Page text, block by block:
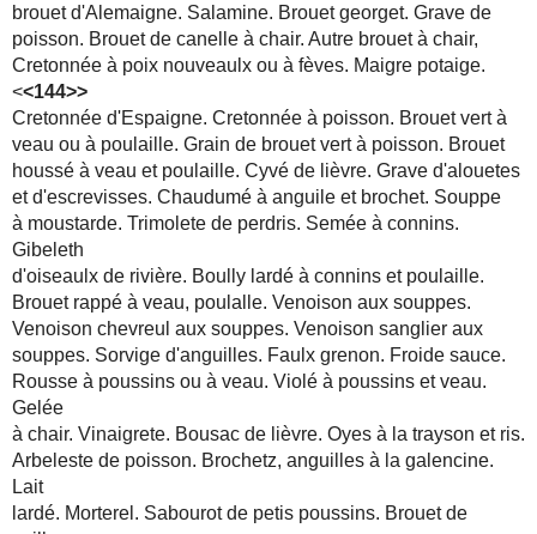
brouet d'Alemaigne. Salamine. Brouet georget. Grave de
poisson. Brouet de canelle à chair. Autre brouet à chair,
Cretonnée à poix nouveaulx ou à fèves. Maigre potaige.
<<144>>
Cretonnée d'Espaigne. Cretonnée à poisson. Brouet vert à
veau ou à poulaille. Grain de brouet vert à poisson. Brouet
houssé à veau et poulaille. Cyvé de lièvre. Grave d'alouetes
et d'escrevisses. Chaudumé à anguile et brochet. Souppe
à moustarde. Trimolete de perdris. Semée à connins.
Gibeleth
d'oiseaulx de rivière. Boully lardé à connins et poulaille.
Brouet rappé à veau, poulalle. Venoison aux souppes.
Venoison chevreul aux souppes. Venoison sanglier aux
souppes. Sorvige d'anguilles. Faulx grenon. Froide sauce.
Rousse à poussins ou à veau. Violé à poussins et veau.
Gelée
à chair. Vinaigrete. Bousac de lièvre. Oyes à la trayson et ris.
Arbeleste de poisson. Brochetz, anguilles à la galencine.
Lait
lardé. Morterel. Sabourot de petis poussins. Brouet de